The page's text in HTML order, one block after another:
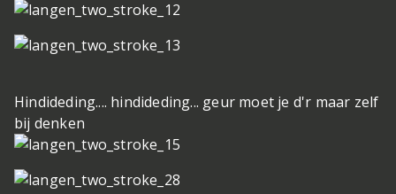
Hindideding.... hindideding... geur moet je d'r maar zelf
bij denken